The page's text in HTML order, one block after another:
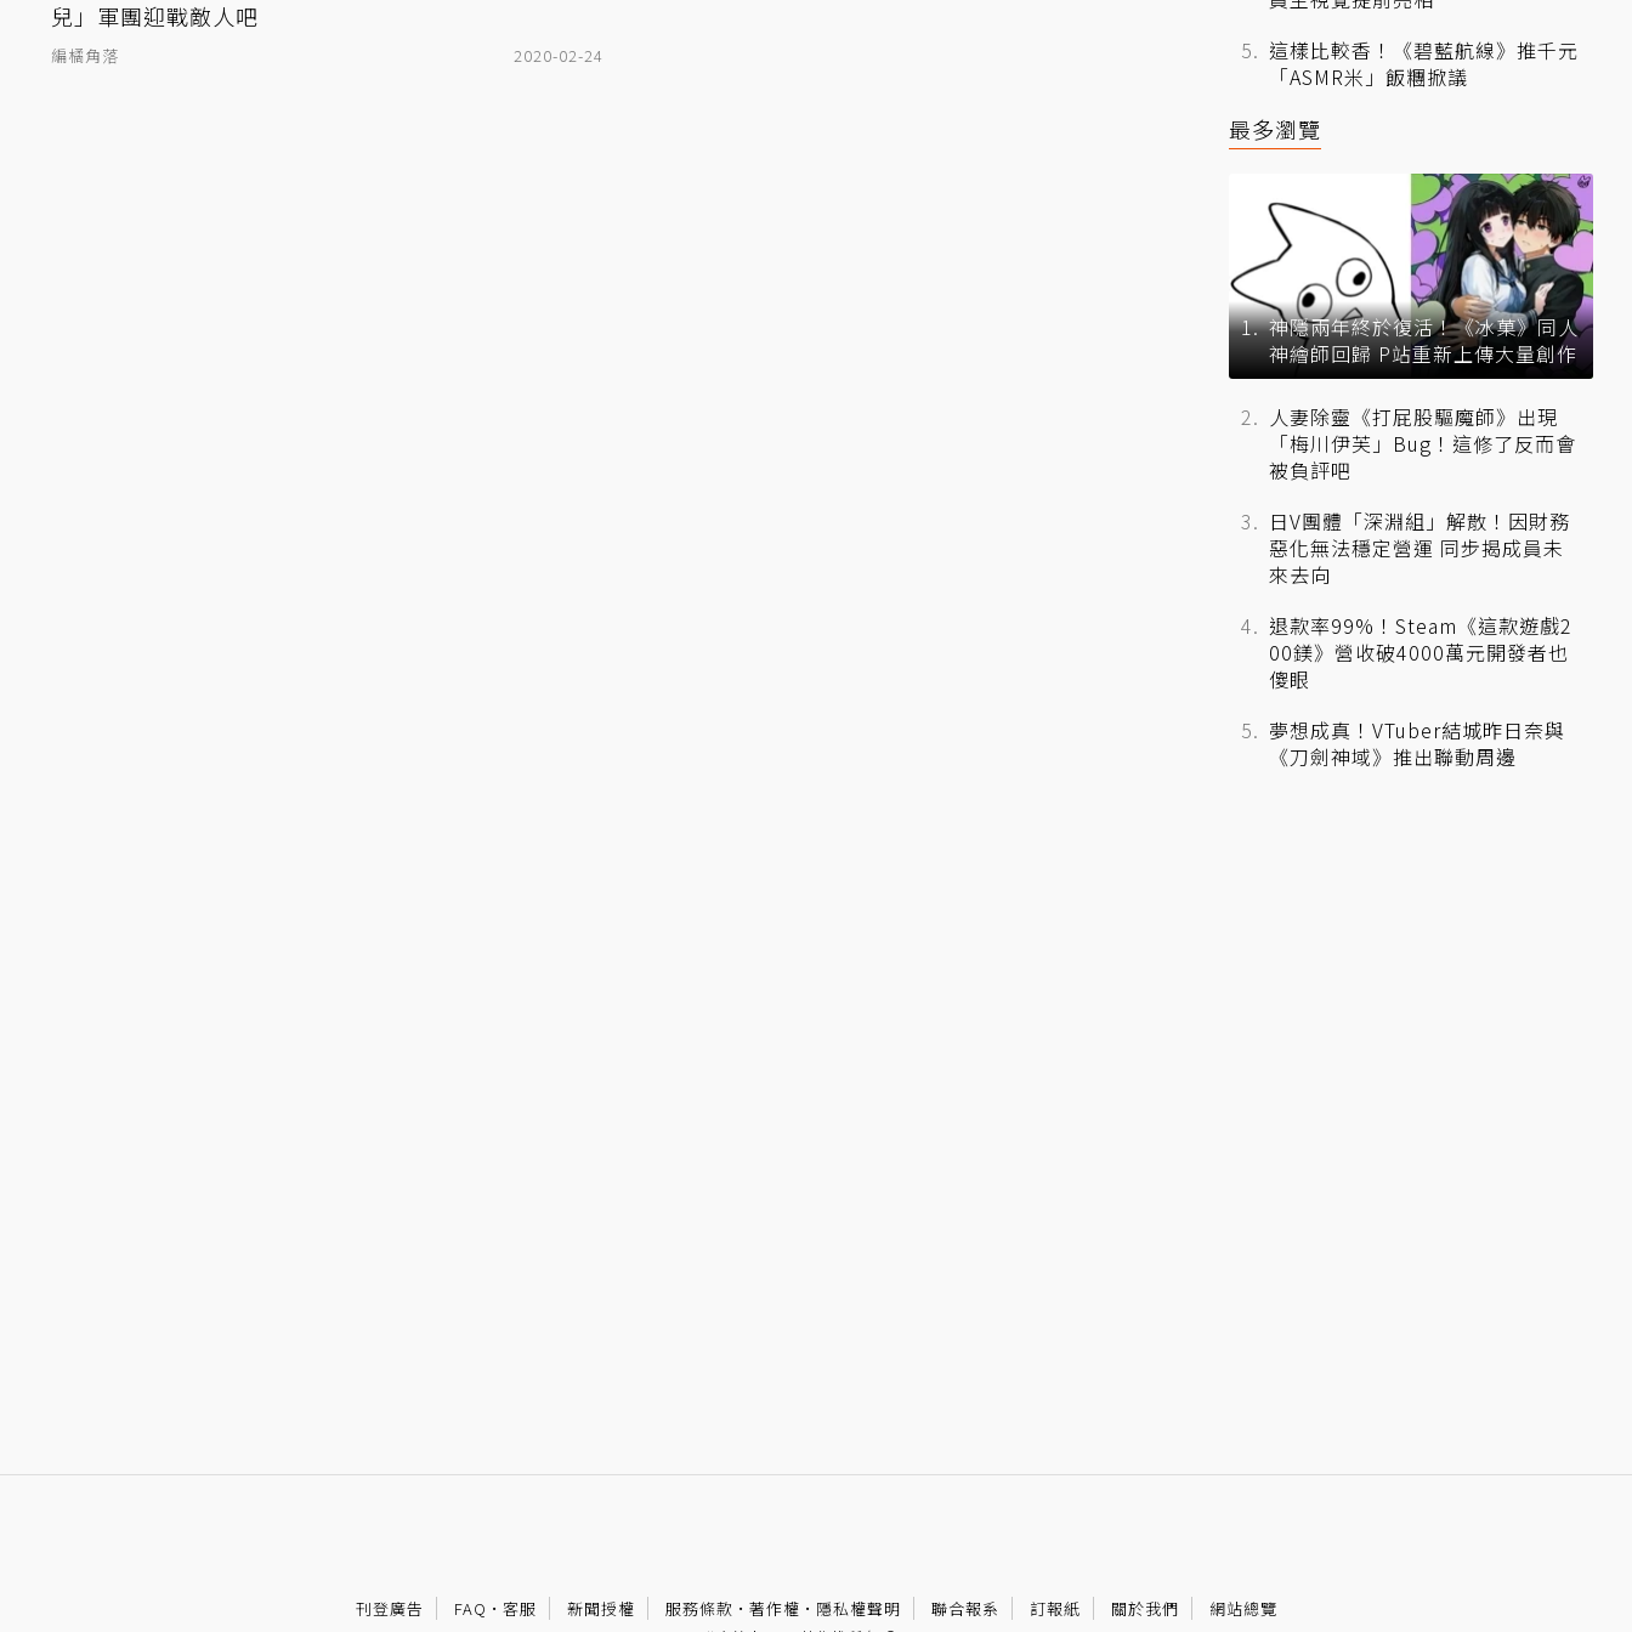
兒」軍團迎戰敵人吧
編橘角落 2020-02-24
這樣比較香！《碧藍航線》推千元
「ASMR米」飯糰掀議
最多瀏覽
神隱兩年終於復活！《冰菓》同人
神繪師回歸 P站重新上傳大量創作
人妻除靈《打屁股驅魔師》出現
「梅川伊芙」Bug！這修了反而會
被負評吧
日V團體「深淵組」解散！因財務
惡化無法穩定營運 同步揭成員未
來去向
退款率99%！Steam《這款遊戲2
00鎂》營收破4000萬元開發者也
傻眼
夢想成真！VTuber結城昨日奈與
《刀劍神域》推出聯動周邊
刊登廣告 FAQ · 客服 新聞授權 服務條款 · 著作權 · 隱私權聲明 聯合報系 訂報紙 關於我們 網站總覽